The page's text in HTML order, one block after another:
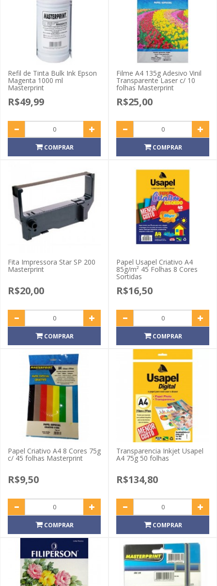
Refil de Tinta Bulk Ink Epson
Magenta 1000 ml
Masterprint
R$49,99
COMPRAR
Filme A4 135g Adesivo Vinil
Transparente Laser c/ 10
folhas Masterprint
R$25,00
COMPRAR
Fita Impressora Star SP 200
Masterprint
R$20,00
COMPRAR
Papel Usapel Criativo A4
85g/m² 45 Folhas 8 Cores
Sortidas
R$16,50
COMPRAR
Papel Criativo A4 8 Cores 75g
c/ 45 folhas Masterprint
R$9,50
COMPRAR
Transparencia Inkjet Usapel
A4 75g 50 folhas
R$134,80
COMPRAR